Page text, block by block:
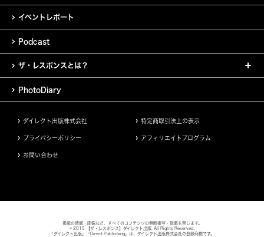
イベントレポート
Podcast
ザ・レスポンスとは？
PhotoDiary
ダイレクト出版株式会社 特定商取引法上の表示
プライバシーポリシー アフィリエイトプログラム
お問い合わせ
掲載の情報・画像など、すべてのコンテンツの無断複写・転載を禁じます。
© 2015 【ザ・レスポンス】ダイレクト出版. All Rights Reserved.
「ダイレクト出版」「Direct Publishing」は、ダイレクト出版株式会社の登録商標です。